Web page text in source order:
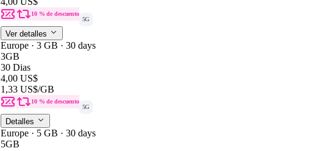
10 % de descuento
5G
Ver detalles
Europe · 3 GB · 30 days
3GB
30 Dias
4,00 US$
1,33 US$/GB
10 % de descuento
5G
Detalles
Europe · 5 GB · 30 days
5GB